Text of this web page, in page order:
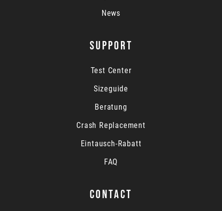
News
SUPPORT
Test Center
Sizeguide
Beratung
Crash Replacement
Eintausch-Rabatt
FAQ
CONTACT